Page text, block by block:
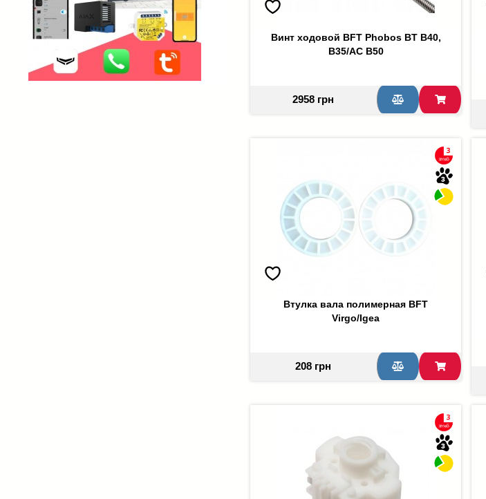
Винт ходовой BFT Phobos BT B40,
B35/AC B50
2958 грн
Втулка вала полимерная BFT
Virgo/Igea
208 грн